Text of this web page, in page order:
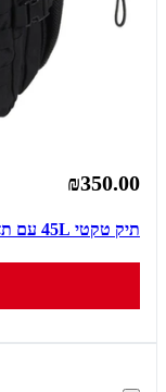
₪350.00
תיק טקטי 45L עם תא מזון - שחור - Elitex Training